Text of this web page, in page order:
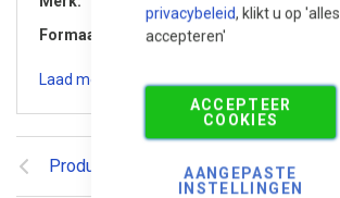
privacybeleid, klikt u op 'alles
accepteren'
ACCEPTEER
COOKIES
AANGEPASTE
INSTELLINGEN
Productomschrijving Reviews
Formaat
Laad meer specificaties